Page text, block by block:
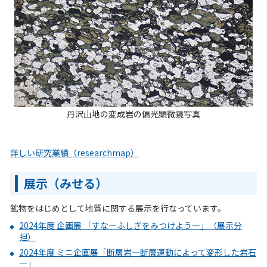
丹沢山地の変成岩の偏光顕微鏡写真
詳しい研究業績（researchmap）
展示（みせる）
鉱物をはじめとして地質に関する展示を行なっています。
2024年度 企画展 「すな―ふしぎをみつけよう―」（展示分
担）
2024年度 ミニ企画展「断層岩―断層運動によって変形した岩石
―」